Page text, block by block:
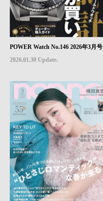
POWER Watch No.146 2026年3月号
2026.01.30 Update.